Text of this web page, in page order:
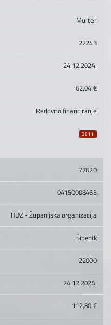
Murter
22243
24.12.2024.
62,04 €
Redovno financiranje
3811
77620
04150008463
HDZ - Županijska organizacija
Šibenik
22000
24.12.2024.
112,80 €